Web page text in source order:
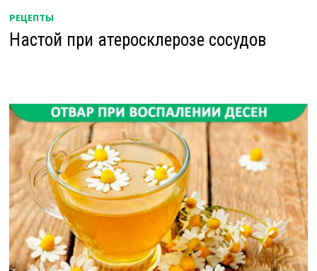
РЕЦЕПТЫ
Настой при атеросклерозе сосудов